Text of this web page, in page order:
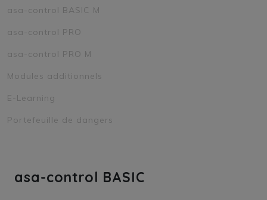
asa-control BASIC
asa-control BASIC M
asa-control PRO
asa-control PRO M
Modules additionnels
E-Learning
Portefeuille de dangers